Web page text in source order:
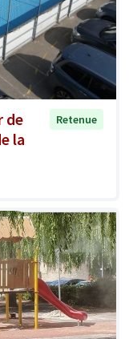
de
la
Retenue